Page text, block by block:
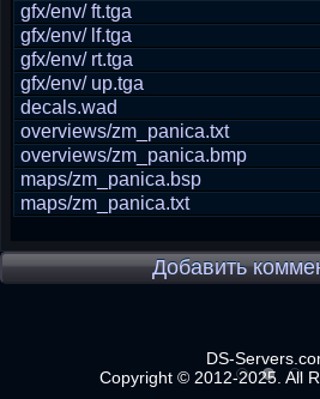
gfx/env/ ft.tga
gfx/env/ lf.tga
gfx/env/ rt.tga
gfx/env/ up.tga
decals.wad
overviews/zm_panica.txt
overviews/zm_panica.bmp
maps/zm_panica.bsp
maps/zm_panica.txt
Добавить
DS-
Copyright © 2012-2025. All